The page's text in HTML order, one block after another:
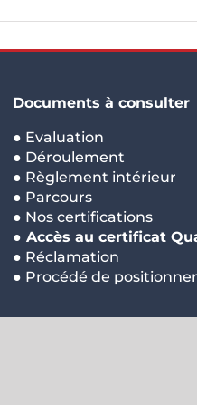
Documents à consulter
● Evaluation
● Déroulement
● Règlement intérieur
● Parcours
● Nos certifications
● Accès au certificat
● Réclamation
● Procédé de